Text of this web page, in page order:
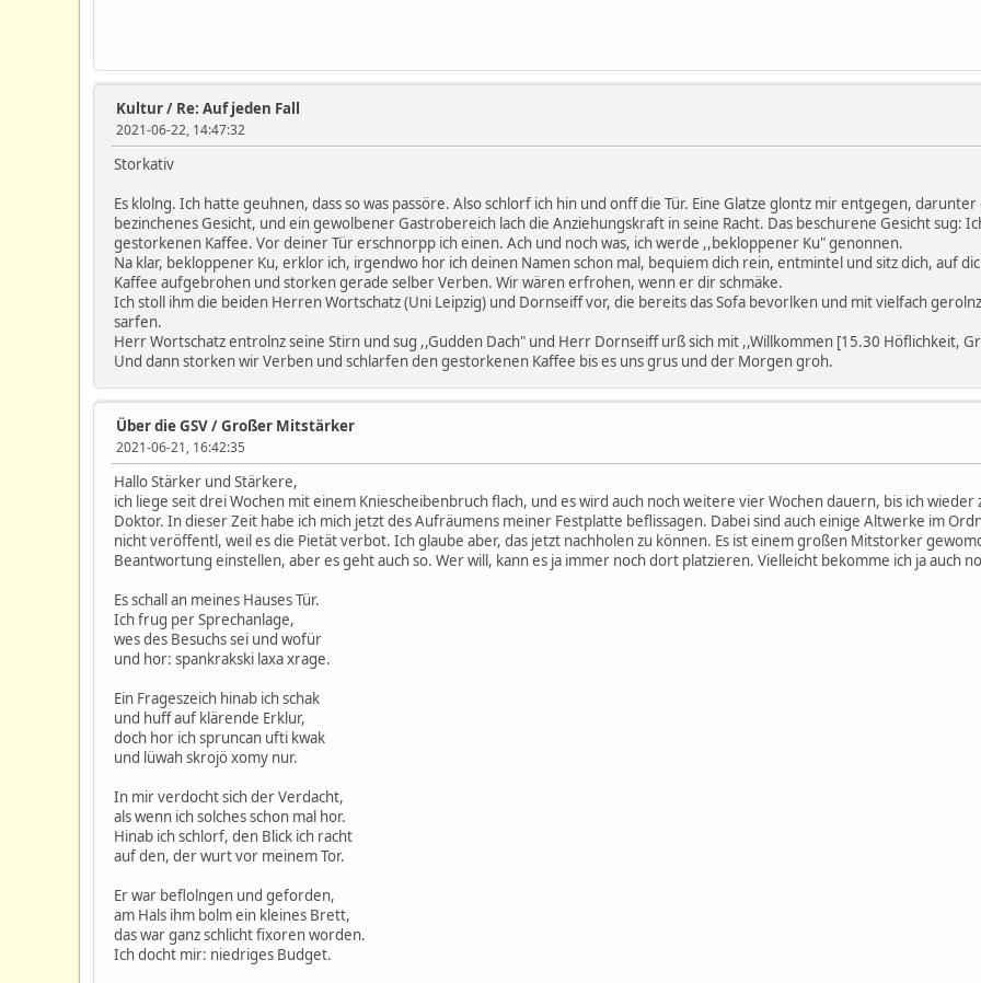
Kultur/ Re: Auf jeden Fall
2021-06-22, 14:47:32
Storkativ
Es klolng. Ich hatte geuhnen, dass so was passöre. Also schlorf ich hin und onff die Tür. Eine Glatze glontz mir entgegen,
bezinchenes Gesicht, und ein gewolbener Gastrobereich lach die Anziehungskraft in seine Racht. Das beschurene Gesicht sug:
gestorkenen Kaffee. Vor deiner Tür erschnorpp ich einen. Ach und noch was, ich werde ,,bekloppener Ku" genonnen.
Na klar, bekloppener Ku, erklor ich, irgendwo hor ich deinen Namen schon mal, bequiem dich rein, entmintel und sitz dich, auf
Kaffee aufgebrohen und storken gerade selber Verben. Wir wären erfrohen, wenn er dir schmäke.
Ich stoll ihm die beiden Herren Wortschatz (Uni Leipzig) und Dornseiff vor, die bereits das Sofa bevorlken und mit vielfach
sarfen.
Herr Wortschatz entrolnz seine Stirn und sug ,,Gudden Dach" und Herr Dornseiff urß sich mit ,,Willkommen [15.30 Höflichkeit,
Und dann storken wir Verben und schlarfen den gestorkenen Kaffee bis es uns grus und der Morgen groh.
Über die GSV/Großer Mitstärker
2021-06-21, 16:42:35
Hallo Stärker und Stärkere,
ich liege seit drei Wochen mit einem Kniescheibenbruch flach, und es wird auch noch weitere vier Wochen dauern, bis ich
Doktor. In dieser Zeit habe ich mich jetzt des Aufräumens meiner Festplatte beflissagen. Dabei sind auch einige Altwerke im
nicht veröffentl, weil es die Pietät verbot. Ich glaube aber, das jetzt nachholen zu können. Es ist einem großen Mitstorker
Beantwortung einstellen, aber es geht auch so. Wer will, kann es ja immer noch dort platzieren. Vielleicht bekomme ich ja auch
Es schall an meines Hauses Tür.
Ich frug per Sprechanlage,
wes des Besuchs sei und wofür
und hor: spankrakski laxa xrage.
Ein Frageszeich hinab ich schak
und huff auf klärende Erklur,
doch hor ich spruncan ufti kwak
und lüwah skrojö xomy nur.
In mir verdocht sich der Verdacht,
als wenn ich solches schon mal hor.
Hinab ich schlorf, den Blick ich racht
auf den, der wurt vor meinem Tor.
Er war beflolngen und geforden,
am Hals ihm bolm ein kleines Brett,
das war ganz schlicht fixoren worden.
Ich docht mir: niedriges Budget.